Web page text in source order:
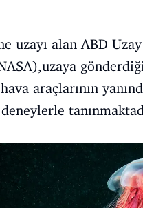
uzayı alan ABD
araçlarının